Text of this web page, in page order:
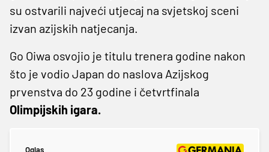
su ostvarili najveći utjecaj na svjetskoj sceni
izvan azijskih natjecanja.
Go Oiwa osvojio je titulu trenera godine nakon
što je vodio Japan do naslova Azijskog
prvenstva do 23 godine i četvrtfinala
Olimpijskih igara.
Oglas